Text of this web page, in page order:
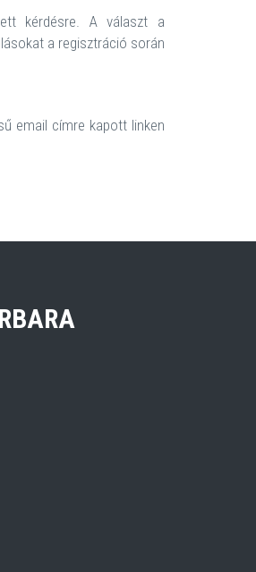
kérdésre. A választ a
a regisztráció során
email címre kapott linken